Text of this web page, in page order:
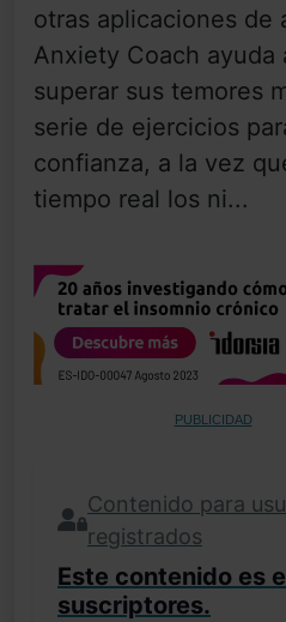
otras aplicaciones de
Anxiety Coach ayuda
superar sus temores
serie de ejercicios
confianza, a la vez
tiempo real los ni...
PUBLICIDAD
Contenido para
registrados
Este contenido es
suscriptores.